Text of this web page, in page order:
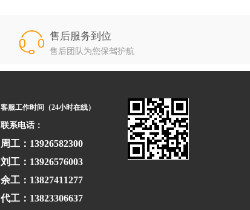
售后服务到位
售后团队为您保驾护航
客服工作时间（24小时在线）
联系电话：
周工：13926582300
刘工：13926576003
余工：13827411277
代工：13823306637